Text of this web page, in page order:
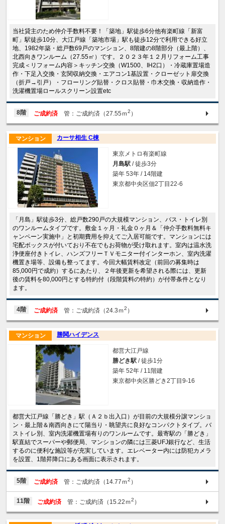
当社貸主のため仲介手数料不要！「築地」駅徒歩6分他有楽町線「新富
町」駅徒歩10分、大江戸線「築地市場」駅も徒歩12分で利用できる好立
地、1982年築・総戸数69戸のマンション、8階建の8階部分（最上階）、
北西向きワンルーム（27.55㎡）です。２０２３年１２月リフォーム工事
完成＜リフォーム内容＞キッチン交換（W1500、IH2口）・冷蔵庫置場造
作・下足入交換・玄関収納交換・エアコン1基設置・クローゼット扉交換
（折戸→引戸）・フローリング貼替・クロス貼替・巾木交換・収納造作・
洗濯機置場ロールスクリーン設置etc
8階 ご成約済 管：ご成約済（27.55ｍ2 ）
カーサ相生 C棟
マンション
東京メトロ有楽町線
月島駅 / 徒歩3分
築年 53年 / 14階建
東京都中央区佃2丁目22-6
「月島」駅徒歩3分、総戸数290戸の大規模マンション、バス・トイレ別
のワンルームタイプです。敷金１ヶ月・礼金０ヶ月＆「仲介手数料無料キ
ャンペーン実施中」と初期費用を抑えてご入居可能です。マンションには
宅配ボックスが付いており不在でもお荷物が受け取れます。室内は温水洗
浄便座付きトイレ、ハンズフリーＴＶモニター付インターホン、室内洗濯
機置き場等、設備も整ってます。今回大幅賃料改定（前回の募集時は
85,000円で成約）するにあたり、２年後更新を希望される際には、更新
後の賃料を80,000円とする特約付（段階賃料の特約）が付帯条件となり
ます。
4階 ご成約済 管：ご成約済（24.3ｍ2 ）
勝鬨ハイデンス
マンション
都営大江戸線
勝どき駅 / 徒歩1分
築年 52年 / 11階建
東京都中央区勝どき2丁目9-16
都営大江戸線「勝どき」駅（Ａ２ｂ出入口）が目前の大規模分譲マンショ
ン・最上階＆南西向きにて陽当り・眺望共に良好なコンパクトタイプ。バ
ストイレ別、室内洗濯機置場有りのワンルームです。最寄駅の「勝どき」
駅直結でスーパーや郵便局、マンションの隣には三菱UFJ銀行など、生活
するのに便利な施設等が充実しています。エレベーター内には防犯カメラ
を設置、1階昇降口にある画面に表示されます。
5階 ご成約済 管：ご成約済（14.77ｍ2 ）
11階 ご成約済 管：ご成約済（15.22ｍ2 ）